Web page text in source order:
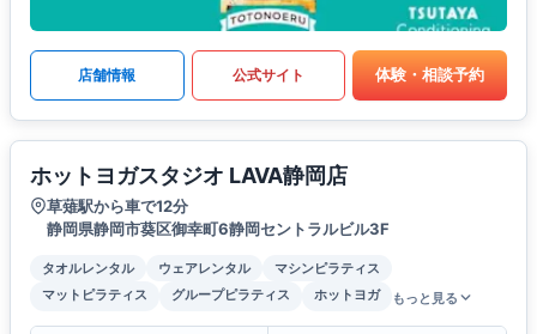
店舗情報 公式サイト 体験・相談予約
ホットヨガスタジオ LAVA静岡店
草薙駅から車で12分
静岡県静岡市葵区御幸町6静岡セントラルビル3F
タオルレンタル ウェアレンタル
マシンピラティス
マットピラティス
グループピラティス ホットヨガ もっと見る